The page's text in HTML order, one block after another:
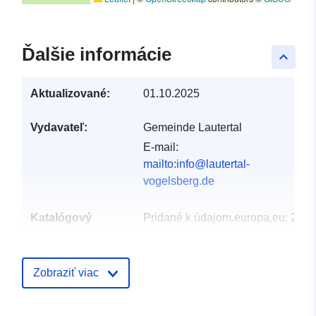
keyboard_arrow_up
Ďalšie informácie
Aktualizované: 01.10.2025
Vydavateľ:
Gemeinde Lautertal
E-mail:
mailto:info@lautertal-
vogelsberg.de
Katalógový
Pridané k údajom.europa.eu: 24
Zobraziť viac